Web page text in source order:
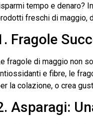
tempo e denaro?
freschi di maggio,
Fragole
fragole di maggio non
e fibre, le
la colazione, o crea
Asparagi: